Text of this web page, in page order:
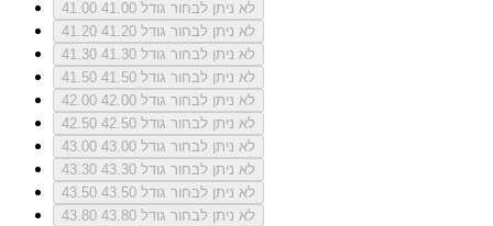
41.00
לא ניתן לבחור גודל 41.00
41.20
לא ניתן לבחור גודל 41.20
41.30
לא ניתן לבחור גודל 41.30
41.50
לא ניתן לבחור גודל 41.50
42.00
לא ניתן לבחור גודל 42.00
42.50
לא ניתן לבחור גודל 42.50
43.00
לא ניתן לבחור גודל 43.00
43.30
לא ניתן לבחור גודל 43.30
43.50
לא ניתן לבחור גודל 43.50
43.80
לא ניתן לבחור גודל 43.80